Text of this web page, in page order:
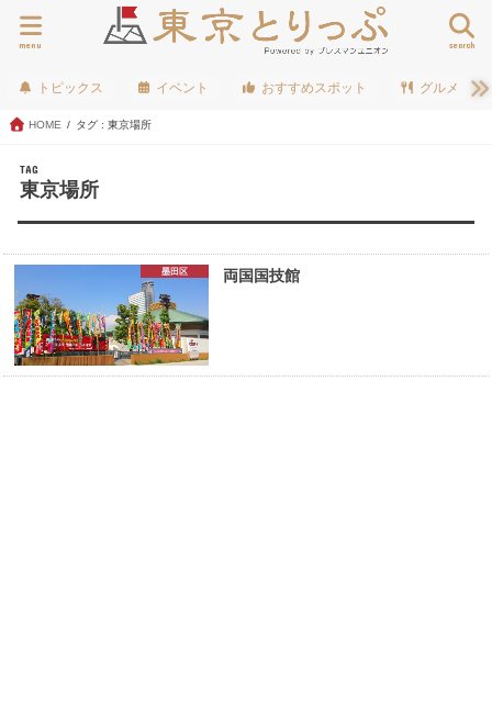
search
menu
トピックス イベント おすすめスポット グルメ
HOME タグ : 東京場所
TAG
東京場所
墨田区 両国国技館